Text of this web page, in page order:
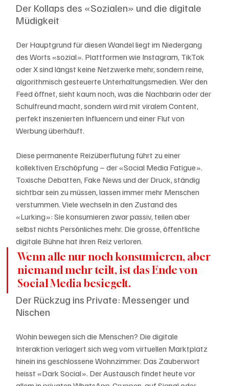
Der Kollaps des «Sozialen» und die digitale
Müdigkeit
Der Hauptgrund für diesen Wandel liegt im Niedergang
des Worts «sozial». Plattformen wie Instagram, TikTok
oder X sind längst keine Netzwerke mehr, sondern reine,
algorithmisch gesteuerte Unterhaltungsmedien. Wer den
Feed öffnet, sieht kaum noch, was die Nachbarin oder der
Schulfreund macht, sondern wird mit viralem Content,
perfekt inszenierten Influencern und einer Flut von
Werbung überhäuft.
Diese permanente Reizüberflutung führt zu einer
kollektiven Erschöpfung – der «Social Media Fatigue».
Toxische Debatten, Fake News und der Druck, ständig
sichtbar sein zu müssen, lassen immer mehr Menschen
verstummen. Viele wechseln in den Zustand des
«Lurking»: Sie konsumieren zwar passiv, teilen aber
selbst nichts Persönliches mehr. Die grosse, öffentliche
digitale Bühne hat ihren Reiz verloren.
Wenn alle nur noch konsumieren, aber
niemand mehr teilt, ist das Ende von
Social Media besiegelt.
Der Rückzug ins Private: Messenger und
Nischen
Wohin bewegen sich die Menschen? Die digitale
Interaktion verlagert sich weg vom virtuellen Marktplatz
hinein ins geschlossene Wohnzimmer. Das Zauberwort
heisst «Dark Social». Der Austausch findet heute vor